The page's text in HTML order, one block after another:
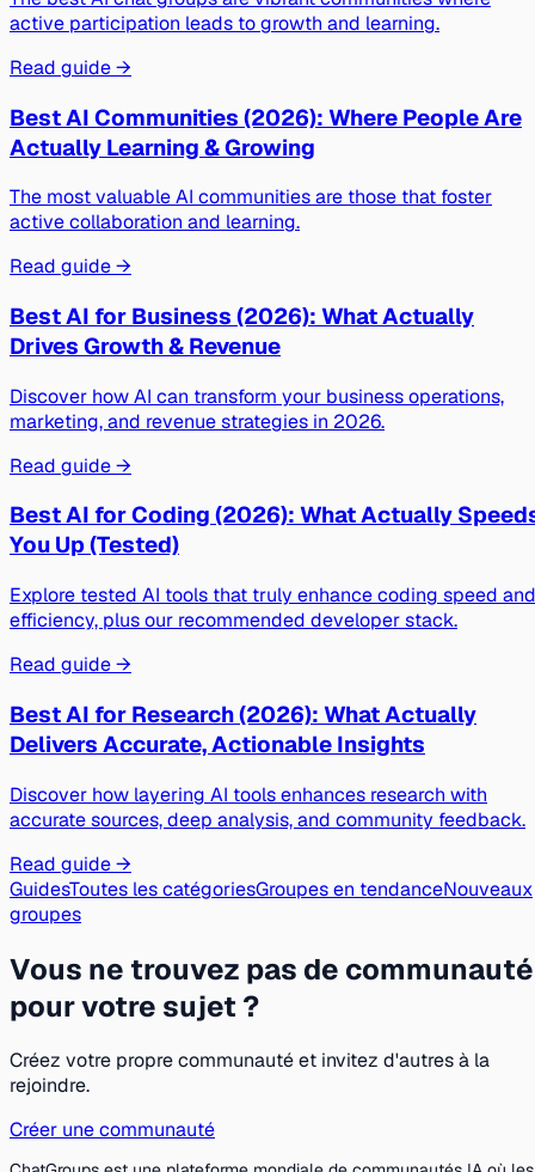
active participation leads to growth and learning.
Read guide →
Best AI Communities (2026): Where People Are
Actually Learning & Growing
The most valuable AI communities are those that foster
active collaboration and learning.
Read guide →
Best AI for Business (2026): What Actually
Drives Growth & Revenue
Discover how AI can transform your business operations,
marketing, and revenue strategies in 2026.
Read guide →
Best AI for Coding (2026): What Actually
You Up (Tested)
Explore tested AI tools that truly enhance coding speed and
efficiency, plus our recommended developer stack.
Read guide →
Best AI for Research (2026): What Actually
Delivers Accurate, Actionable Insights
Discover how layering AI tools enhances research with
accurate sources, deep analysis, and community feedback.
Read guide →
GuidesToutes les catégoriesGroupes en tendanceNouveaux
groupes
Vous ne trouvez pas de communauté
pour votre sujet ?
Créez votre propre communauté et invitez d'autres à la
rejoindre.
Créer une communauté